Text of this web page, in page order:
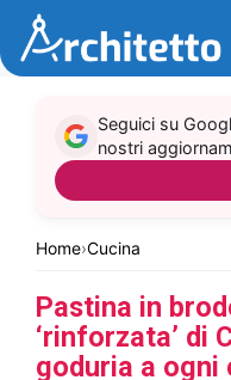
contenuto
Home›Cucina
Seguici su
nostri
Pastina in
‘rinforzata’ di
goduria a ogni